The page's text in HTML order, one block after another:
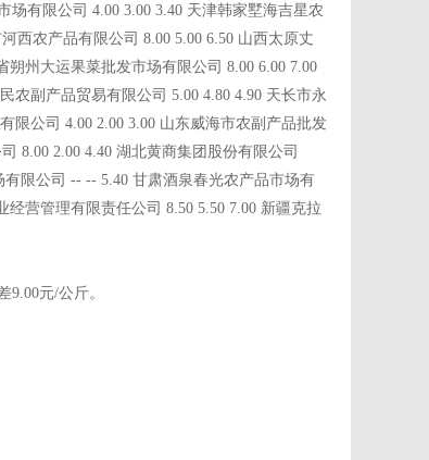
有限公司 4.00 3.00 3.40 天津韩家墅海吉星农
西农产品有限公司 8.00 5.00 6.50 山西太原丈
州大运果菜批发市场有限公司 8.00 6.00 7.00
农副产品贸易有限公司 5.00 4.80 4.90 天长市永
限公司 4.00 2.00 3.00 山东威海市农副产品批发
8.00 2.00 4.40 湖北黄商集团股份有限公司
有限公司 -- -- 5.40 甘肃酒泉春光农产品市场有
营管理有限责任公司 8.50 5.50 7.00 新疆克拉
元/公斤。